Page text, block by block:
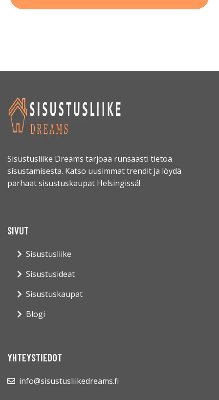
Sisustusliike Dreams tarjoaa runsaasti tietoa
sisustamisesta. Katso uusimmat trendit ja löydä
parhaat sisustuskaupat Helsingissä!
SIVUT
Sisustusliike
Sisustusideat
Sisustuskaupat
Blogi
YHTEYSTIEDOT
info@sisustusliikedreams.fi